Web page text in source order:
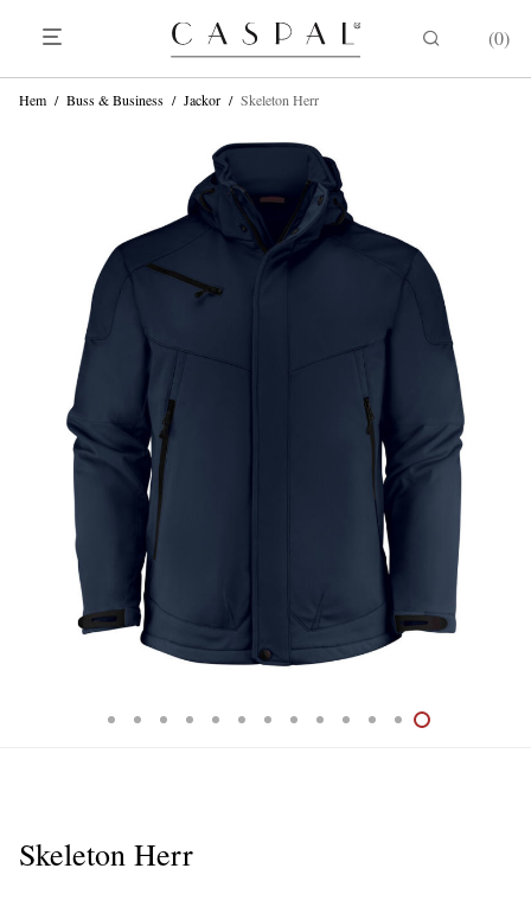
0
Hem / Buss & Business / Jackor / Skeleton Herr
Skeleton Herr